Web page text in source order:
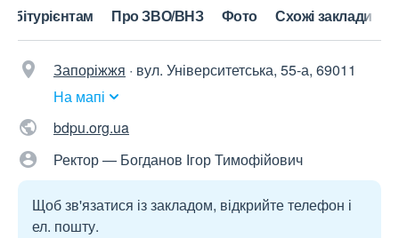
Абітурієнтам Про ЗВО/ВНЗ Фото Схожі заклади
Запоріжжя · вул. Університетська, 55-а, 69011
На мапі
bdpu.org.ua
Ректор — Богданов Ігор Тимофійович
Щоб зв'язатися із закладом, відкрийте телефон і
ел. пошту.